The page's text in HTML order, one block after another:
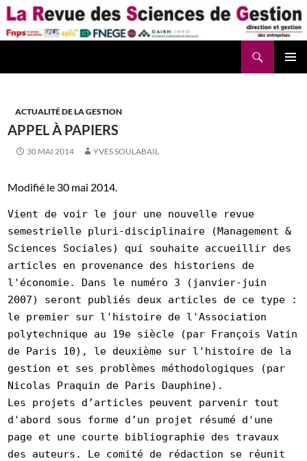
Aller
au
contenu
ACTUALITÉ DE LA GESTION
APPEL À PAPIERS
30 MAI 2014 YVES SOULABAIL
Modifié le 30 mai 2014.
Vient de voir le jour une nouvelle revue
semestrielle pluri-disciplinaire (Management &
Sciences Sociales) qui souhaite accueillir des
articles en provenance des historiens de
l'économie. Dans le numéro 3 (janvier-juin
2007) seront publiés deux articles de ce type :
le premier sur l'histoire de l'Association
polytechnique au 19e siècle (par François Vatin
de Paris 10), le deuxième sur l'histoire de la
gestion et ses problèmes méthodologiques (par
Nicolas Praquin de Paris Dauphine).
Les projets d’articles peuvent parvenir tout
d'abord sous forme d’un projet résumé d'une
page et une courte bibliographie des travaux
des auteurs. Le comité de rédaction se réunit